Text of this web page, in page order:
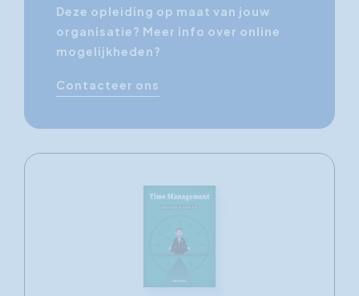
Deze opleiding op maat van jouw
organisatie? Meer info over online
mogelijkheden?
Contacteer ons